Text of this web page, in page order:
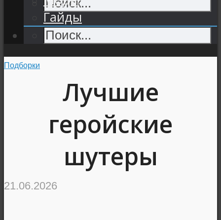
Гайды
Подборки
Лучшие
геройские
шутеры
21.06.2026